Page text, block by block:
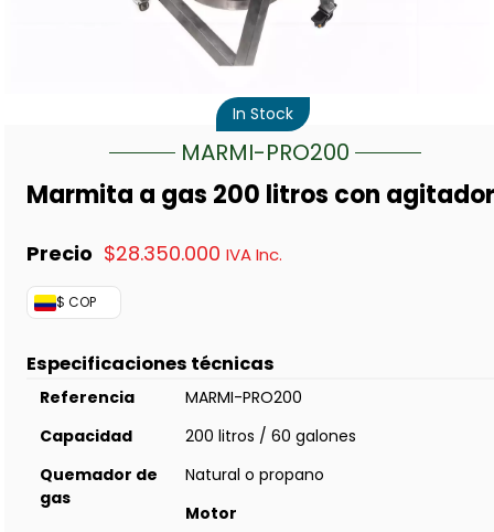
Marmita a gas 200 litros con
$28.350.000 IVA Inc.
$ COP
In Stock
MARMI-PRO200
Especificaciones técnicas
Referencia
MARMI-PRO200
Capacidad
200 litros / 60 galones
Quemador de
gas
Natural o propano
Motor